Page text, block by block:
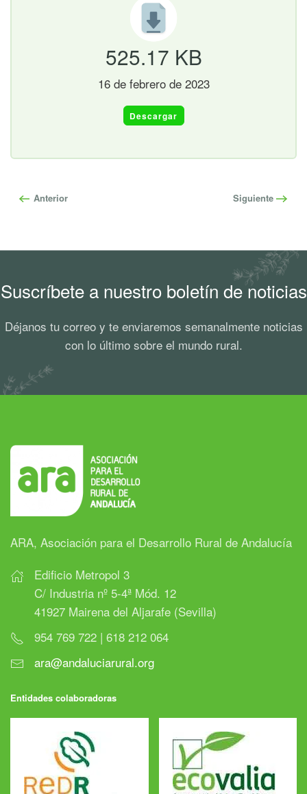
525.17 KB
16 de febrero de 2023
Descargar
Anterior Siguiente
Suscríbete a nuestro boletín de noticias
Déjanos tu correo y te enviaremos semanalmente noticias
con lo último sobre el mundo rural.
ARA, Asociación para el Desarrollo Rural de Andalucía
Edificio Metropol 3
C/ Industria nº 5-4ª Mód. 12
41927 Mairena del Aljarafe (Sevilla)
954 769 722 | 618 212 064
ara@andaluciarural.org
Entidades colaboradoras